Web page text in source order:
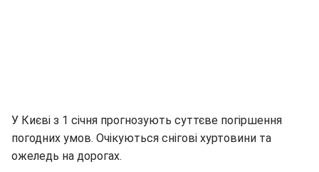
У Києві з 1 січня прогнозують суттєве погіршення
погодних умов. Очікуються снігові хуртовини та
ожеледь на дорогах.